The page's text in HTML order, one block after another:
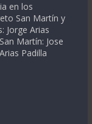
en los
San Martín y
Jorge Arias
Martín: Jose
Padilla